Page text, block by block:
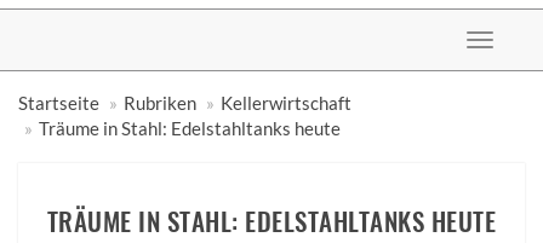
Toggle
Startseite
Rubriken
Kellerwirtschaft
Träume in Stahl: Edelstahltanks heute
TRÄUME IN STAHL: EDELSTAHLTANKS HEUTE